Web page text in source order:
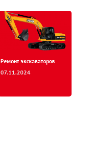
Ремонт экскаваторов
07.11.2024